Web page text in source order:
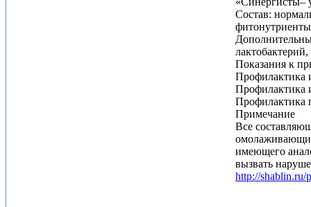
Состав:
Показания к
Профилактика
Профилактика
Профилактика
Примечание
Все
имеющего
вызвать
http://shablin.ru/